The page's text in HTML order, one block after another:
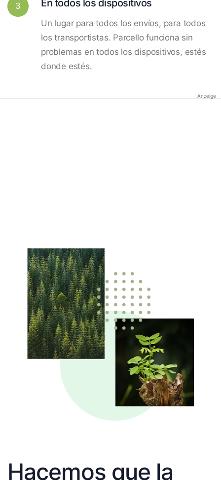
3 En todos los dispositivos
Un lugar para todos los envíos, para todos
los transportistas. Parcello funciona sin
problemas en todos los dispositivos, estés
donde estés.
Anzeige
Hacemos que la